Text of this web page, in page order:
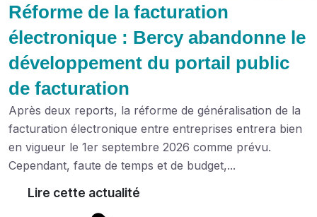
Réforme de la facturation
électronique : Bercy abandonne le
développement du portail public
de facturation
Après deux reports, la réforme de généralisation de la
facturation électronique entre entreprises entrera bien
en vigueur le 1er septembre 2026 comme prévu.
Cependant, faute de temps et de budget,...
Lire cette actualité